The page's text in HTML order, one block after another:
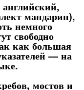
мандарин),
немного
свободно
как большая
— на
мостов и